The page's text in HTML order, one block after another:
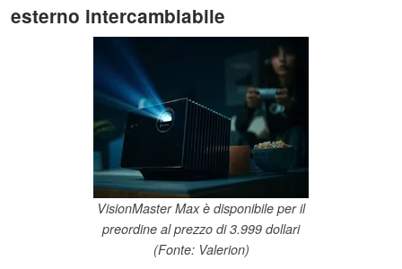
esterno intercambiabile
VisionMaster Max è disponibile per il
preordine al prezzo di 3.999 dollari
(Fonte: Valerion)